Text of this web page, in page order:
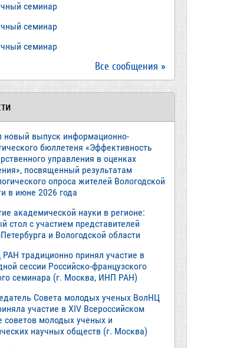
семинар
семинар
семинар
Все сообщения »
выпуск информационно-
бюллетеня «Эффективность
управления в оценках
посвященный результатам
опроса жителей Вологодской
в июне 2026 года
академической науки в регионе:
стол с участием представителей
и Вологодской области
традиционно принял участие в
сессии Российско-французского
семинара (г. Москва, ИНП РАН)
Совета молодых ученых ВолНЦ
участие в XIV Всероссийском
советов молодых ученых и
научных обществ (г. Москва)